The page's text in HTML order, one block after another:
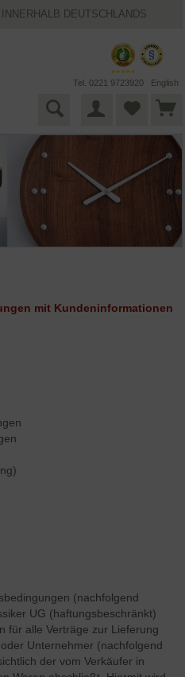
DEUTSCHLANDS
GARANTIE
Tel. 0221 9723920 English
mit Kundeninformationen
(nachfolgend
UG (haftungsbeschränkt)
für alle Verträge zur Lieferung
Unternehmer (nachfolgend
der vom Verkäufer in